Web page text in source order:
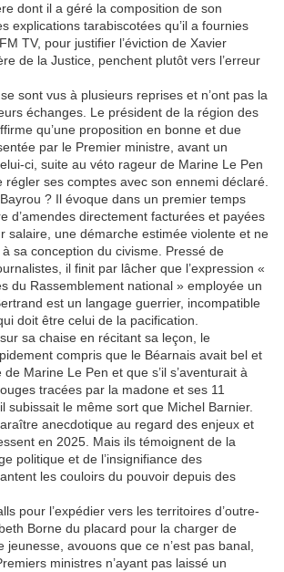
dont il a géré la composition de son
explications tarabiscotées qu’il a fournies
TV, pour justifier l’éviction de Xavier
de la Justice, penchent plutôt vers l’erreur
sont vus à plusieurs reprises et n’ont pas la
échanges. Le président de la région des
qu’une proposition en bonne et due
par le Premier ministre, avant un
ci, suite au véto rageur de Marine Le Pen
régler ses comptes avec son ennemi déclaré.
? Il évoque dans un premier temps
d’amendes directement facturées et payées
salaire, une démarche estimée violente et ne
sa conception du civisme. Pressé de
il finit par lâcher que l’expression «
du Rassemblement national » employée un
est un langage guerrier, incompatible
doit être celui de la pacification.
sa chaise en récitant sa leçon, le
compris que le Béarnais avait bel et
de Marine Le Pen et que s’il s’aventurait à
tracées par la madone et ses 11
subissait le même sort que Michel Barnier.
anecdotique au regard des enjeux et
en 2025. Mais ils témoignent de la
politique et de l’insignifiance des
les couloirs du pouvoir depuis des
pour l’expédier vers les territoires d’outre-
Borne du placard pour la charger de
jeunesse, avouons que ce n’est pas banal,
ministres n’ayant pas laissé un